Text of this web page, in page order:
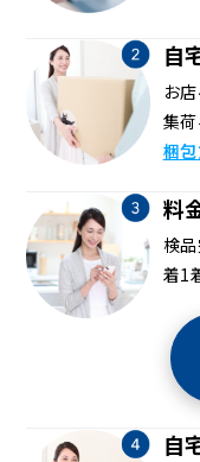
自
お
集
梱
料
検
着1
自